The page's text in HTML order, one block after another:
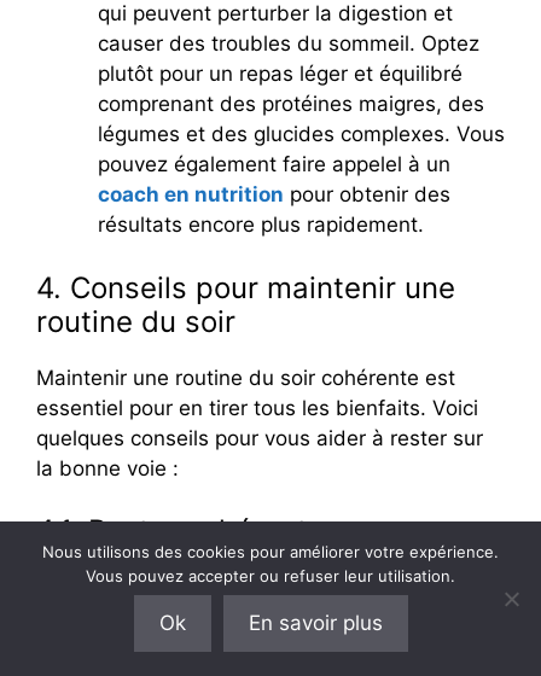
qui peuvent perturber la digestion et
causer des troubles du sommeil. Optez
plutôt pour un repas léger et équilibré
comprenant des protéines maigres, des
légumes et des glucides complexes. Vous
pouvez également faire appelel à un
coach en nutrition pour obtenir des
résultats encore plus rapidement.
4. Conseils pour maintenir une
routine du soir
Maintenir une routine du soir cohérente est
essentiel pour en tirer tous les bienfaits. Voici
quelques conseils pour vous aider à rester sur
la bonne voie :
4.1. Rester cohérent
La cohérence est le mot-clé pour maintenir une
routine du soir efficace. Essayez de vous en
tenir à votre routine chaque soir, même pendant
Nous utilisons des cookies pour améliorer votre expérience.
Vous pouvez accepter ou refuser leur utilisation.
Ok En savoir plus